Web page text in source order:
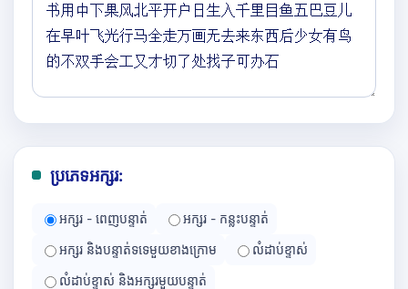
ប្រភេទអក្សរ:
អក្សរ - ពេញបន្ទាត់
អក្សរ - កន្លះបន្ទាត់
អក្សរ និងបន្ទាត់ទទេមួយខាងក្រោម
លំដាប់ខ្ទាស់
លំដាប់ខ្ទាស់ និងអក្សរមួយបន្ទាត់